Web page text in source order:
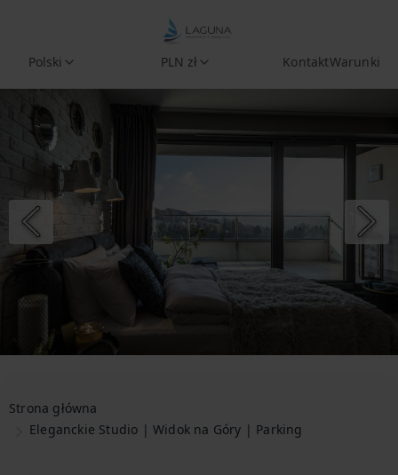
Polski PLN zł KontaktWarunki
Strona główna
Eleganckie Studio | Widok na Góry | Parking